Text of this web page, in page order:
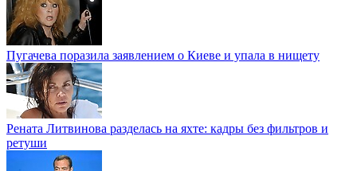
Пугачева поразила заявлением о Киеве и упала в нищету
Рената Литвинова разделась на яхте: кадры без фильтров и
ретуши